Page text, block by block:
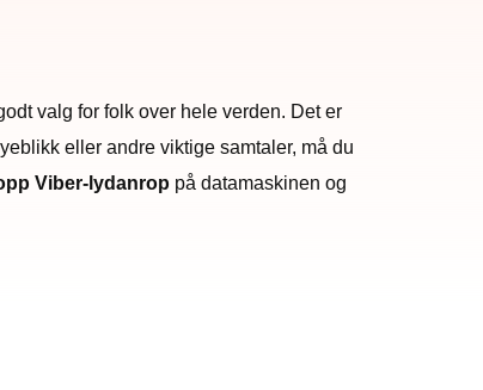
valg for folk over hele verden. Det er
eller andre viktige samtaler, må du
Viber-lydanrop på datamaskinen og